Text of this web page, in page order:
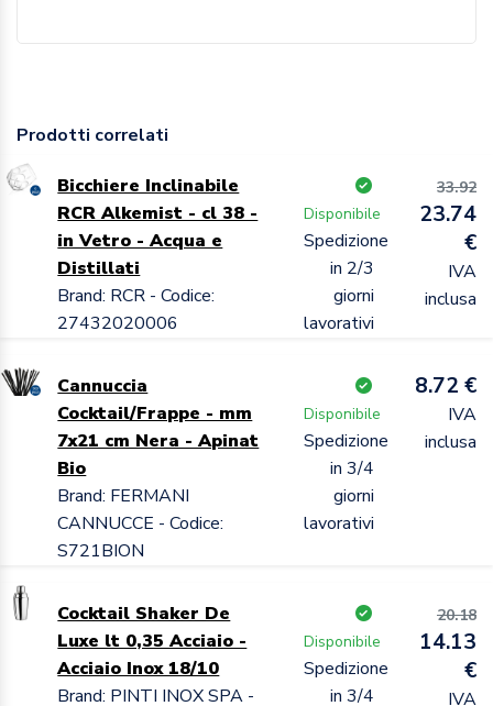
Prodotti correlati
Bicchiere Inclinabile
RCR Alkemist - cl 38 -
in Vetro - Acqua e
Distillati
Brand: RCR - Codice:
27432020006
Disponibile
Spedizione
in 2/3
giorni
lavorativi
33.92
23.74
€
IVA
inclusa
Cannuccia
Cocktail/Frappe - mm
7x21 cm Nera - Apinat
Bio
Brand: FERMANI
CANNUCCE - Codice:
S721BION
Disponibile
Spedizione
in 3/4
giorni
lavorativi
8.72 €
IVA
inclusa
Cocktail Shaker De
Luxe lt 0,35 Acciaio -
Acciaio Inox 18/10
Brand: PINTI INOX SPA -
Disponibile
Spedizione
in 3/4
20.18
14.13
€
IVA